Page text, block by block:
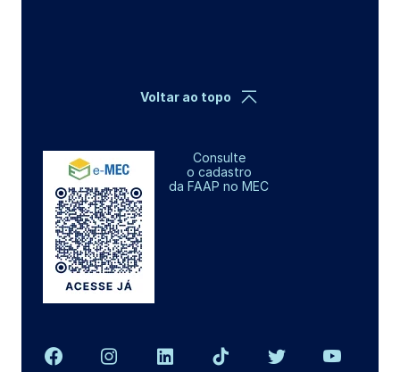
Consulte
o cadastro
da FAAP no MEC
Voltar ao topo